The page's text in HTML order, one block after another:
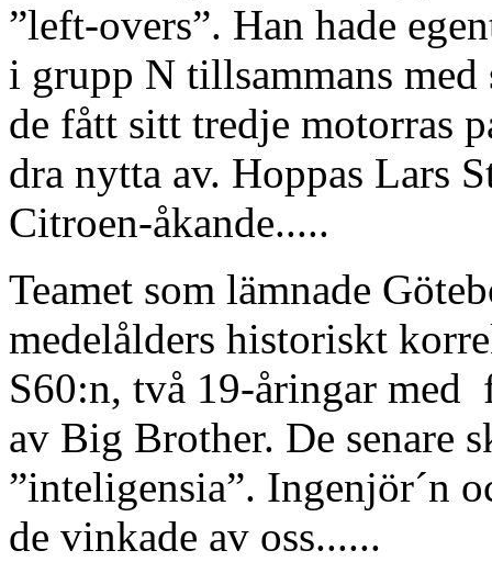
”left-overs”. Han hade
i grupp N tillsammans
de fått sitt tredje motorras
dra nytta av. Hoppas Lars
Citroen-åkande.....
Teamet som lämnade
medelålders historiskt
S60:n, två 19-åringar med
av Big Brother. De senare
”inteligensia”. Ingenjör´n
de vinkade av oss......